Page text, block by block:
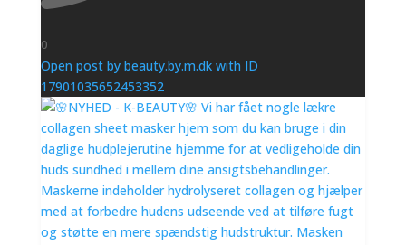
0
Open post by beauty.by.m.dk with ID
17901035652453352